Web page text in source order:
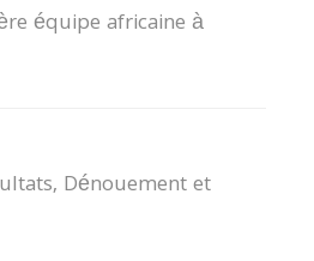
équipe africaine à
Dénouement et